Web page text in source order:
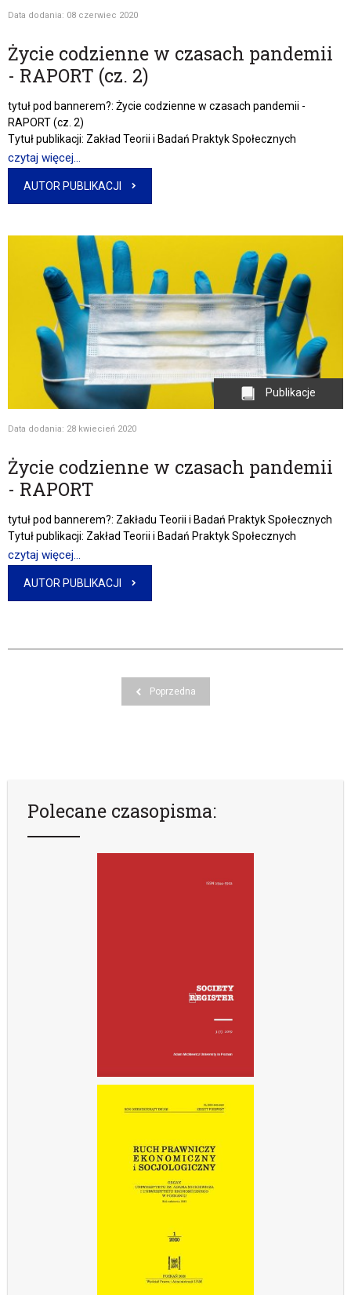
Data dodania: 08 czerwiec 2020
Życie codzienne w czasach pandemii
- RAPORT (cz. 2)
tytuł pod bannerem?: Życie codzienne w czasach pandemii -
RAPORT (cz. 2)
Tytuł publikacji: Zakład Teorii i Badań Praktyk Społecznych
czytaj więcej...
AUTOR PUBLIKACJI
Publikacje
Data dodania: 28 kwiecień 2020
Życie codzienne w czasach pandemii
- RAPORT
tytuł pod bannerem?: Zakładu Teorii i Badań Praktyk Społecznych
Tytuł publikacji: Zakład Teorii i Badań Praktyk Społecznych
czytaj więcej...
AUTOR PUBLIKACJI
Poprzedna
Polecane czasopisma: